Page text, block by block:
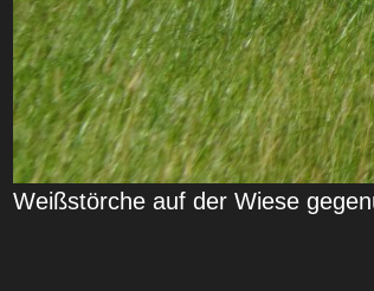
Weißstörche auf der Wiese